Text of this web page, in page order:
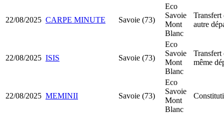
22/08/2025 CARPE MINUTE Savoie (73)
Eco
Savoie
Mont
Blanc
Transfert
autre
22/08/2025 ISIS Savoie (73)
Eco
Savoie
Mont
Blanc
Transfert
même
22/08/2025 MEMINII Savoie (73)
Eco
Savoie
Mont
Blanc